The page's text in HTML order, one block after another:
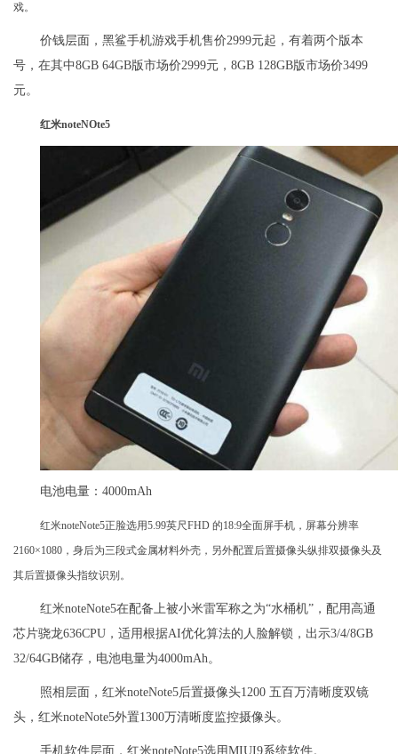
戏。
价钱层面，黑鲨手机游戏手机售价2999元起，有着两个版本
号，在其中8GB 64GB版市场价2999元，8GB 128GB版市场价3499
元。
红米noteNOte5
电池电量：4000mAh
红米noteNote5正脸选用5.99英尺FHD 的18:9全面屏手机，屏幕分辨率
2160×1080，身后为三段式金属材料外壳，另外配置后置摄像头纵排双摄像头及
其后置摄像头指纹识别。
红米noteNote5在配备上被小米雷军称之为“水桶机”，配用高通
芯片骁龙636CPU，适用根据AI优化算法的人脸解锁，出示3/4/8GB
32/64GB储存，电池电量为4000mAh。
照相层面，红米noteNote5后置摄像头1200 五百万清晰度双镜
头，红米noteNote5外置1300万清晰度监控摄像头。
手机软件层面，红米noteNote5选用MIUI9系统软件。